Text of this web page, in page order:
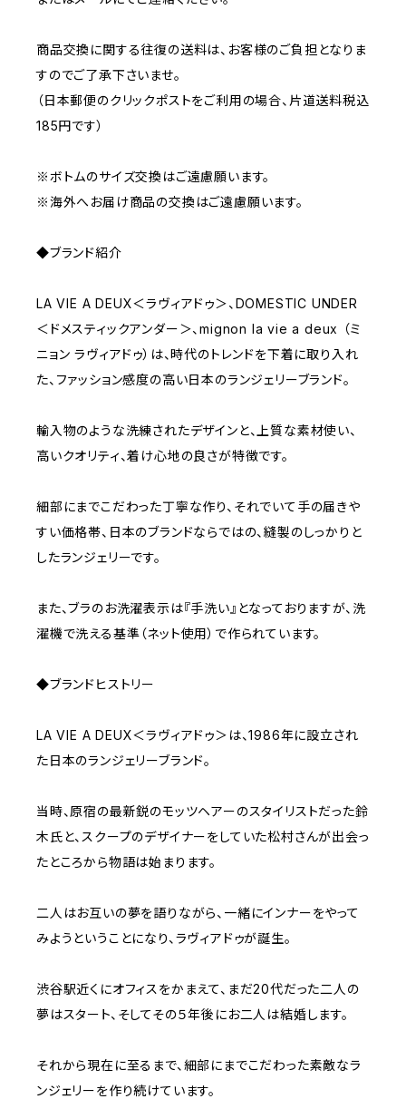
商品交換に関する往復の送料は、お客様のご負担となりま
すのでご了承下さいませ。
（日本郵便のクリックポストをご利用の場合、片道送料税込
185円です）
※ボトムのサイズ交換はご遠慮願います。
※海外へお届け商品の交換はご遠慮願います。
◆ブランド紹介
LA VIE A DEUX＜ラヴィアドゥ＞、DOMESTIC UNDER
＜ドメスティックアンダー＞、mignon la vie a deux （ミ
ニョン ラヴィアドゥ）は、時代のトレンドを下着に取り入れ
た、ファッション感度の高い日本のランジェリーブランド。
輸入物のような洗練されたデザインと、上質な素材使い、
高いクオリティ、着け心地の良さが特徴です。
細部にまでこだわった丁寧な作り、それでいて手の届きや
すい価格帯、日本のブランドならではの、縫製のしっかりと
したランジェリーです。
また、ブラのお洗濯表示は『手洗い』となっておりますが、洗
濯機で洗える基準（ネット使用）で作られています。
◆ブランドヒストリー
LA VIE A DEUX＜ラヴィアドゥ＞は、1986年に設立され
た日本のランジェリーブランド。
当時、原宿の最新鋭のモッツヘアーのスタイリストだった鈴
木氏と、スクープのデザイナーをしていた松村さんが出会っ
たところから物語は始まります。
二人はお互いの夢を語りながら、一緒にインナーをやって
みようということになり、ラヴィアドゥが誕生。
渋谷駅近くにオフィスをかまえて、まだ20代だった二人の
夢はスタート、そしてその５年後にお二人は結婚します。
それから現在に至るまで、細部にまでこだわった素敵なラ
ンジェリーを作り続けています。